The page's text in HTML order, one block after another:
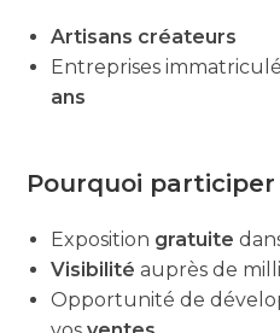
Artisans créateurs
Entreprises
ans
Pourquoi participer
Exposition gratuite
Visibilitéauprès de
Opportunité de